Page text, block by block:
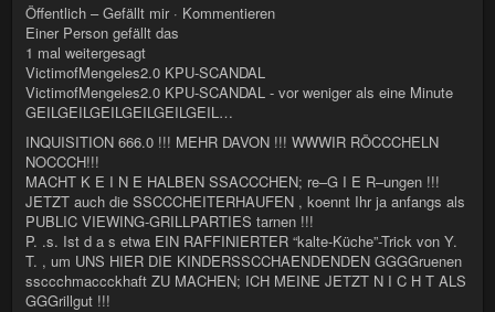
Öffentlich – Gefällt mir · Kommentieren
Einer Person gefällt das
1 mal weitergesagt
VictimofMengeles2.0 KPU-SCANDAL
VictimofMengeles2.0 KPU-SCANDAL - vor weniger als eine Minute
GEILGEILGEILGEILGEILGEIL…
INQUISITION 666.0 !!! MEHR DAVON !!! WWWIR RÖCCCHELN
NOCCCH!!!
MACHT K E I N E HALBEN SSACCCHEN; re–G I E R–ungen !!!
JETZT auch die SSCCCHEITERHAUFEN , koennt Ihr ja anfangs als
PUBLIC VIEWING-GRILLPARTIES tarnen !!!
P. .s. Ist d a s etwa EIN RAFFINIERTER “kalte-Küche”-Trick von Y.
T. , um UNS HIER DIE KINDERSSCCHAENDENDEN GGGGruenen
ssccchmaccckhaft ZU MACHEN; ICH MEINE JETZT N I C H T ALS
GGGrillgut !!!